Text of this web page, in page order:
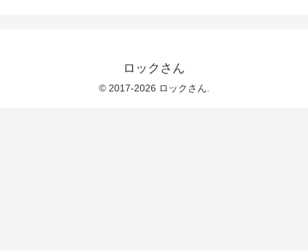
ロックさん
© 2017-2026 ロックさん.